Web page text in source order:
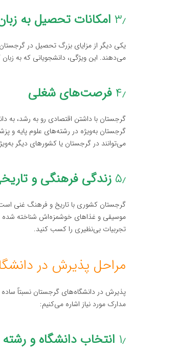
۳٫ امکانات تحصیل به
یکی دیگر از مزایای بزرگ تحصیل در
می‌دهند. این ویژگی، دانشجویانی که به
۴٫ فرصت‌های شغلی
گرجستان با داشتن اقتصادی رو به رشد، به
گرجستان به‌ویژه در رشته‌های علوم پایه و
می‌توانند در گرجستان یا کشورهای دیگر
۵٫ زندگی فرهنگی و
گرجستان کشوری با تاریخ و فرهنگ غنی
موسیقی و غذاهای خوشمزه‌اش شناخته شده
تجربیات بی‌نظیری را کسب کنید.
مراحل پذیرش در
پذیرش در دانشگاه‌های گرجستان نسبتاً
مدارک مورد نیاز اشاره می‌کنیم:
۱٫ انتخاب دانشگاه و رشته